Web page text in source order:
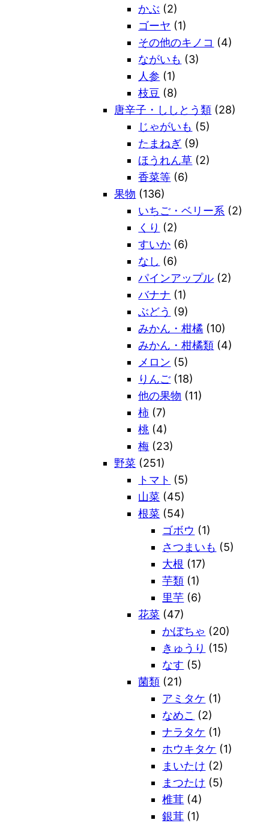
かぶ (2)
ゴーヤ (1)
その他のキノコ (4)
ながいも (3)
人参 (1)
枝豆 (8)
唐辛子・ししとう類 (28)
じゃがいも (5)
たまねぎ (9)
ほうれん草 (2)
香菜等 (6)
果物 (136)
いちご・ベリー系 (2)
くり (2)
すいか (6)
なし (6)
パインアップル (2)
バナナ (1)
ぶどう (9)
みかん・柑橘 (10)
みかん・柑橘類 (4)
メロン (5)
りんご (18)
他の果物 (11)
柿 (7)
桃 (4)
梅 (23)
野菜 (251)
トマト (5)
山菜 (45)
根菜 (54)
ゴボウ (1)
さつまいも (5)
大根 (17)
芋類 (1)
里芋 (6)
花菜 (47)
かぼちゃ (20)
きゅうり (15)
なす (5)
菌類 (21)
アミタケ (1)
なめこ (2)
ナラタケ (1)
ホウキタケ (1)
まいたけ (2)
まつたけ (5)
椎茸 (4)
銀茸 (1)